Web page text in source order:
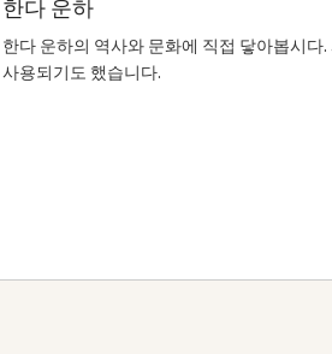
한다 운하의 역사와 문화에 직접 닿아봅시
사용되기도 했습니다.